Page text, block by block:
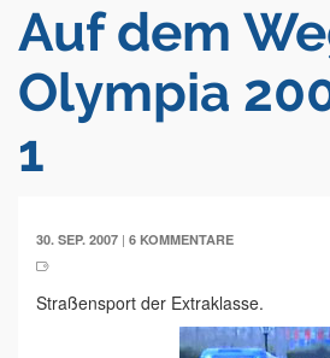
Auf dem
Olympia
1
30. SEP. 2007 | 6 KOMMENTARE
Straßensport der Extraklasse.